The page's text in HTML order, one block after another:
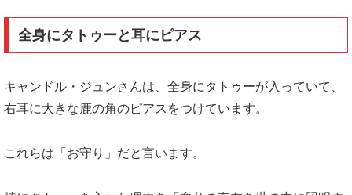
全身にタトゥーと耳にピアス
キャンドル・ジュンさんは、全身にタトゥーが入っていて、
右耳に大きな鹿の角のピアスをつけています。
これらは「お守り」だと言います。